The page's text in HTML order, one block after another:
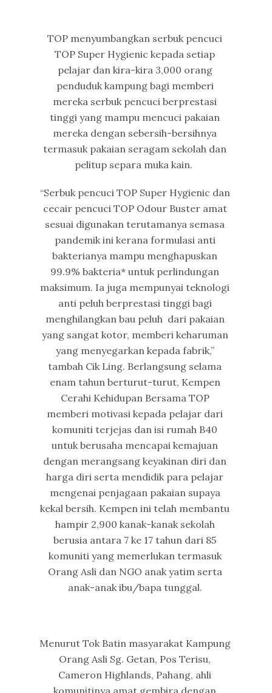
TOP menyumbangkan serbuk pencuci
TOP Super Hygienic kepada setiap
pelajar dan kira-kira 3,000 orang
penduduk kampung bagi memberi
mereka serbuk pencuci berprestasi
tinggi yang mampu mencuci pakaian
mereka dengan sebersih-bersihnya
termasuk pakaian seragam sekolah dan
pelitup separa muka kain.
“Serbuk pencuci TOP Super Hygienic dan
cecair pencuci TOP Odour Buster amat
sesuai digunakan terutamanya semasa
pandemik ini kerana formulasi anti
bakterianya mampu menghapuskan
99.9% bakteria* untuk perlindungan
maksimum. Ia juga mempunyai teknologi
anti peluh berprestasi tinggi bagi
menghilangkan bau peluh dari pakaian
yang sangat kotor, memberi keharuman
yang menyegarkan kepada fabrik,”
tambah Cik Ling. Berlangsung selama
enam tahun berturut-turut, Kempen
Cerahi Kehidupan Bersama TOP
memberi motivasi kepada pelajar dari
komuniti terjejas dan isi rumah B40
untuk berusaha mencapai kemajuan
dengan merangsang keyakinan diri dan
harga diri serta mendidik para pelajar
mengenai penjagaan pakaian supaya
kekal bersih. Kempen ini telah membantu
hampir 2,900 kanak-kanak sekolah
berusia antara 7 ke 17 tahun dari 85
komuniti yang memerlukan termasuk
Orang Asli dan NGO anak yatim serta
anak-anak ibu/bapa tunggal.
Menurut Tok Batin masyarakat Kampung
Orang Asli Sg. Getan, Pos Terisu,
Cameron Highlands, Pahang, ahli
komunitinya amat gembira dengan